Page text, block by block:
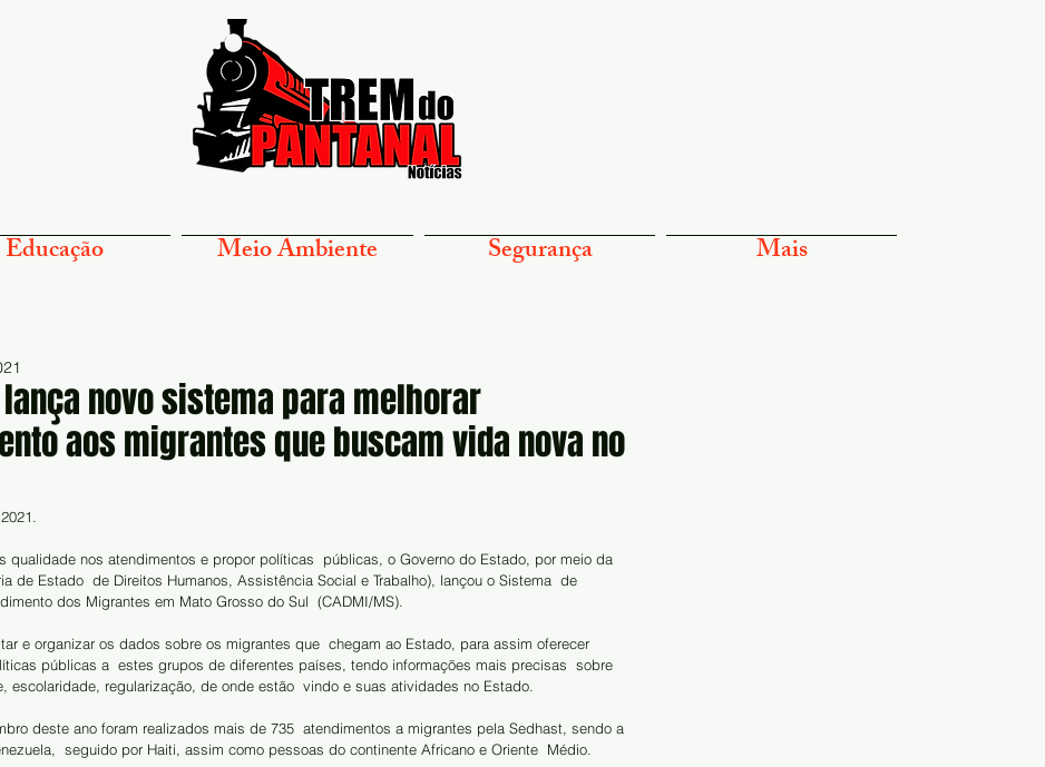
Educação Meio Ambiente Segurança Mais
lança novo sistema para melhorar
aos migrantes que buscam vida nova no
qualidade nos atendimentos e propor políticas  públicas, o Governo do Estado, por meio da
de Estado  de Direitos Humanos, Assistência Social e Trabalho), lançou o Sistema  de
dos Migrantes em Mato Grosso do Sul  (CADMI/MS).
e organizar os dados sobre os migrantes que  chegam ao Estado, para assim oferecer
públicas a  estes grupos de diferentes países, tendo informações mais precisas  sobre
escolaridade, regularização, de onde estão  vindo e suas atividades no Estado.
deste ano foram realizados mais de 735  atendimentos a migrantes pela Sedhast, sendo a
seguido por Haiti, assim como pessoas do continente Africano e Oriente  Médio.